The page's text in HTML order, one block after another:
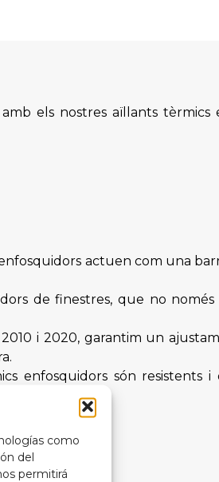
como
del
permitirá
els nostres aïllants tèrmics
actuen com una
de finestres, que no
i 2020, garantim un
enfosquidors són resistents i